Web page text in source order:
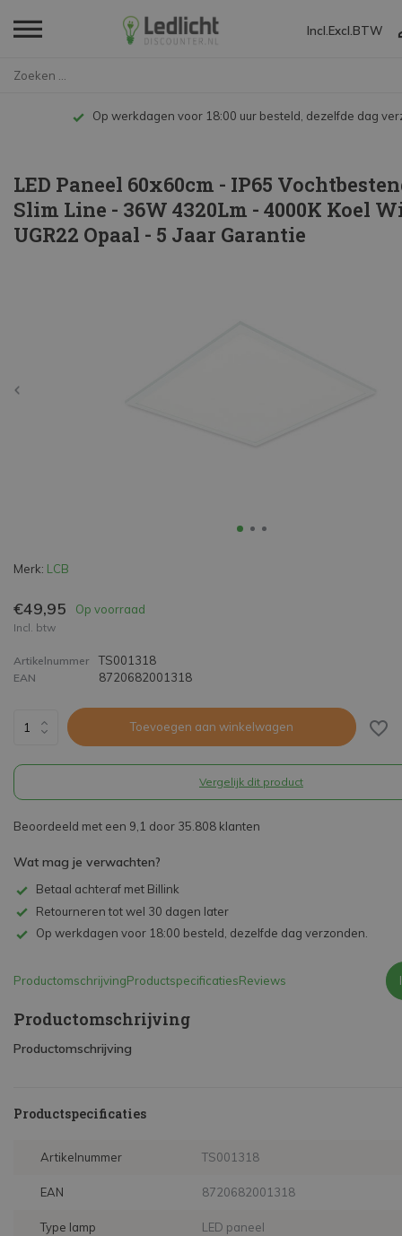
Incl. Excl. BTW
Op werkdagen voor 18:00 uur besteld, dezelfde dag
LED Paneel 60x60cm - IP65
Slim Line - 36W 4320Lm - 4000K Koel
UGR22 Opaal - 5 Jaar Garantie
Merk: LCB
€49,95 Op voorraad
Incl. btw
Artikelnummer TS001318
EAN 8720682001318
Toevoegen aan winkelwagen
Vergelijk dit product
Beoordeeld met een 9,1 door 35.808 klanten
Wat mag je verwachten?
Betaal achteraf met Billink
Retourneren tot wel 30 dagen later
Op werkdagen voor 18:00 besteld, dezelfde dag verzonden.
ProductomschrijvingProductspecificatiesReviews
Productomschrijving
Productomschrijving
Productspecificaties
Artikelnummer TS001318
EAN 8720682001318
Type lamp LED paneel